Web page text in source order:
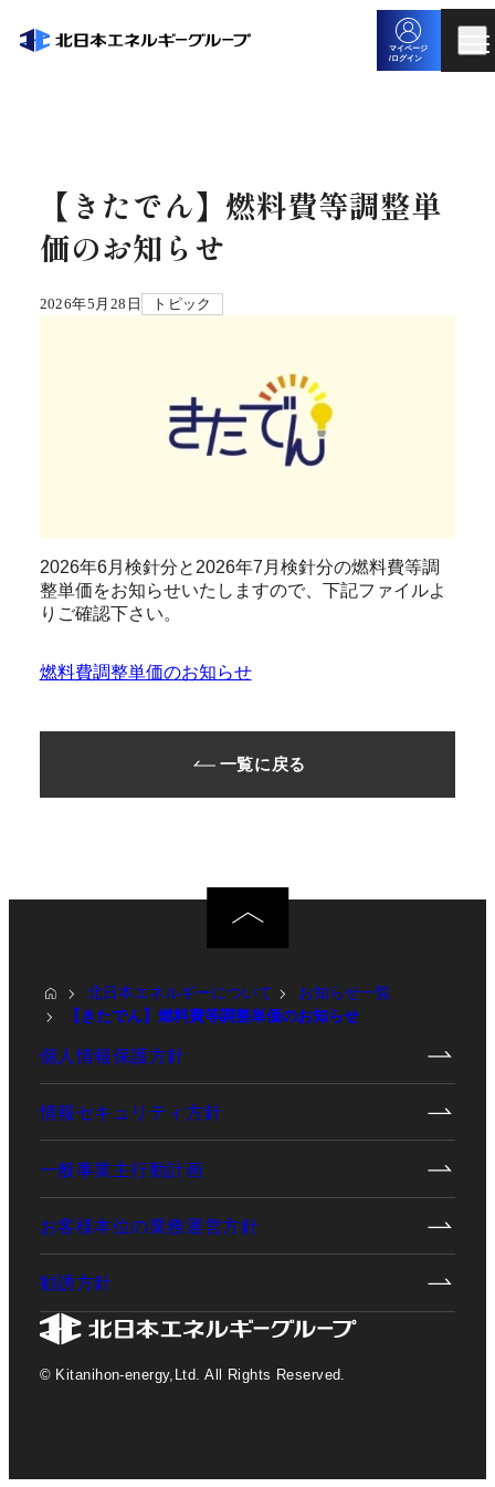
マイページ
/ログイン
【きたでん】燃料費等調整単
価のお知らせ
2026年5月28日 トピック
2026年6月検針分と2026年7月検針分の燃料費等調
整単価をお知らせいたしますので、下記ファイルよ
りご確認下さい。
燃料費調整単価のお知らせ
一覧に戻る
北日本エネルギーについて
お知らせ一覧
【きたでん】燃料費等調整単価のお知らせ
個人情報保護方針
情報セキュリティ方針
一般事業主行動計画
お客様本位の業務運営方針
勧誘方針
© Kitanihon-energy,Ltd. All Rights Reserved.